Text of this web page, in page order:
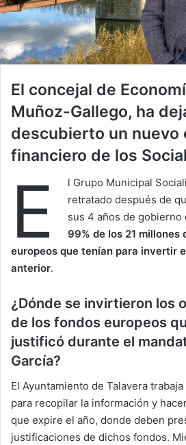
El concejal de
Muñoz-Gallego, ha
descubierto un nuevo
financiero de los
E
l Grupo Municipal
retratado después de
sus 4 años de gobierno
99% de los 21 millones
europeos que tenían para invertir
anterior.
¿Dónde se invirtieron los
de los fondos europeos
justificó durante el
García?
El Ayuntamiento de Talavera
para recopilar la información y
que expire el año, donde deben
justificaciones de dichos fondos.